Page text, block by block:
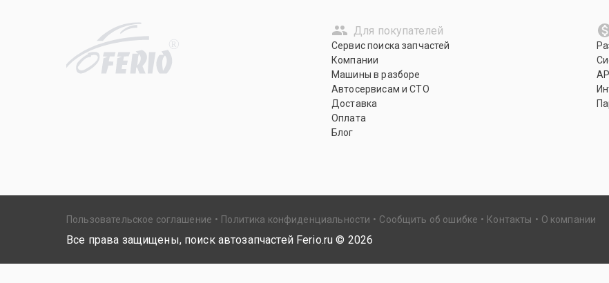
R
Для покупателей
Сервис поиска запчастей
Компании
Машины в разборе
Автосервисам и СТО
Доставка
Оплата
Блог
API
Пользовательское соглашение Политика конфиденциальности Сообщить об ошибке Контакты О компании
Все права защищены, поиск автозапчастей Ferio.ru © 2026